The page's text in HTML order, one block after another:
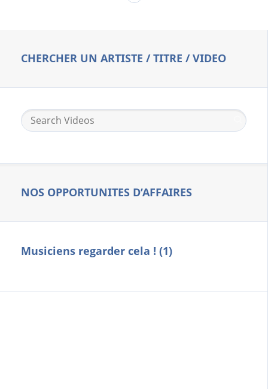
CHERCHER UN ARTISTE / TITRE / VIDEO
NOS OPPORTUNITES D’AFFAIRES
Musiciens regarder cela ! (1)